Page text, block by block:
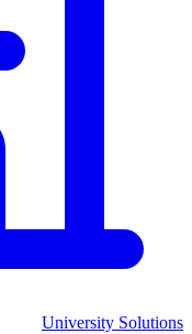
University Solutions